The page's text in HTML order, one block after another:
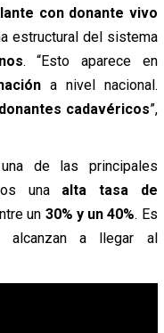
con donante vivo
estructural del sistema
. “Esto aparece en
a nivel nacional.
cadavéricos”,
de las principales
una alta tasa de
un 30% y un 40%. Es
alcanzan a llegar al